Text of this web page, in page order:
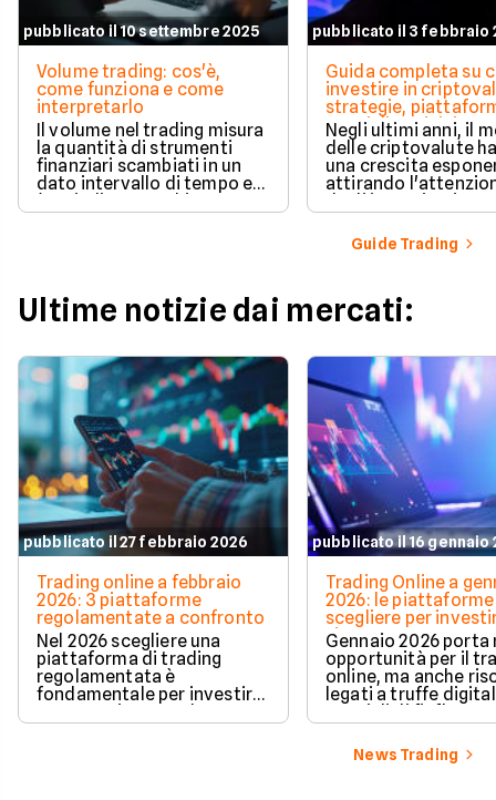
pubblicato il 10 settembre 2025
Volume trading: cos'è,
come funziona e come
interpretarlo
Il volume nel trading misura
la quantità di strumenti
finanziari scambiati in un
dato intervallo di tempo ed
è un indicatore chiave per
valutare la forza e
liquidità e anticipare
possibili inversioni,
con altri strumenti tecnici.
pubblicato il 3 febbraio
Guida completa su
investire in
strategie,
consigli per iniziare
Negli ultimi anni, il
delle criptovalute
una crescita
attirando
degli investitori
istituzionali.
Guide Trading
Ultime notizie dai mercati:
pubblicato il 27 febbraio 2026
Trading online a febbraio
2026: 3 piattaforme
regolamentate a confronto
Nel 2026 scegliere una
piattaforma di trading
regolamentata è
fondamentale per investire
con maggiore tutela e
trasparenza.
pubblicato il 16 gennaio
Trading Online a
2026: le
scegliere per
sicurezza
Gennaio 2026 porta
opportunità per il
online, ma anche
legati a truffe
consigli di
regolamentati.
come riconoscere
piattaforme sicure e
News Trading